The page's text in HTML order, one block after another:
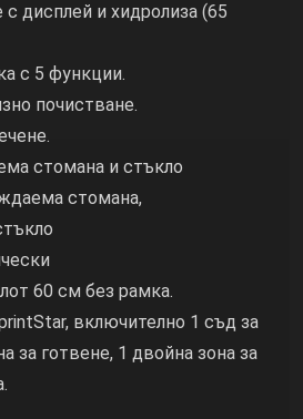
дисплей и хидролиза (65
с 5 функции.
почистване.
стомана и стъкло
стомана,
60 см без рамка.
включително 1 съд за
за готвене, 1 двойна зона за